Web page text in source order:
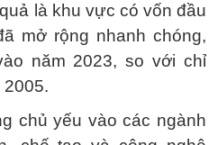
là khu vực có vốn đầu
mở rộng nhanh chóng,
năm 2023, so với chỉ
2005.
chủ yếu vào các ngành